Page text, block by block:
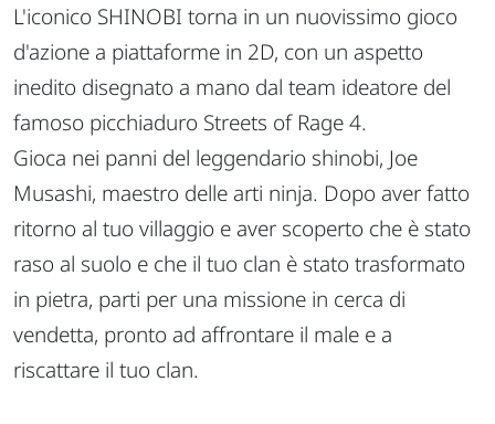
L'iconico SHINOBI torna in un nuovissimo gioco
d'azione a piattaforme in 2D, con un aspetto
inedito disegnato a mano dal team ideatore del
famoso picchiaduro Streets of Rage 4.
Gioca nei panni del leggendario shinobi, Joe
Musashi, maestro delle arti ninja. Dopo aver fatto
ritorno al tuo villaggio e aver scoperto che è stato
raso al suolo e che il tuo clan è stato trasformato
in pietra, parti per una missione in cerca di
vendetta, pronto ad affrontare il male e a
riscattare il tuo clan.